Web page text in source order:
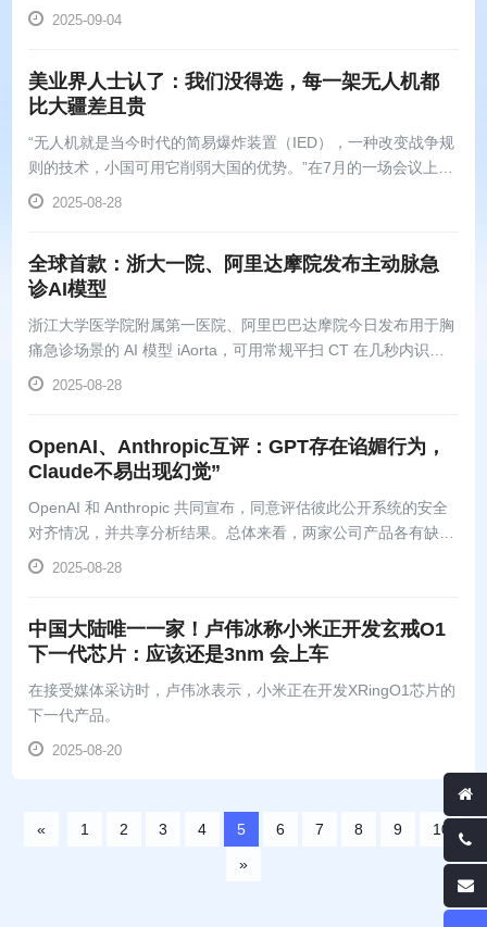
现优异。
2025-09-04
美业界人士认了：我们没得选，每一架无人机都
比大疆差且贵
“无人机就是当今时代的简易爆炸装置（IED），一种改变战争规
则的技术，小国可用它削弱大国的优势。”在7月的一场会议上，
美国陆军副参谋长詹姆斯·明格斯给出了这样的评价。
2025-08-28
全球首款：浙大一院、阿里达摩院发布主动脉急
诊AI模型
浙江大学医学院附属第一医院、阿里巴巴达摩院今日发布用于胸
痛急诊场景的 AI 模型 iAorta，可用常规平扫 CT 在几秒内识别
急性主动脉综合征，将确诊时间缩短至 2 小时内。
2025-08-28
OpenAI、Anthropic互评：GPT存在谄媚行为，
Claude不易出现幻觉”
OpenAI 和 Anthropic 共同宣布，同意评估彼此公开系统的安全
对齐情况，并共享分析结果。总体来看，两家公司产品各有缺
陷，也提供了改进未来安全测试的思路。
2025-08-28
中国大陆唯一一家！卢伟冰称小米正开发玄戒O1
下一代芯片：应该还是3nm 会上车
在接受媒体采访时，卢伟冰表示，小米正在开发XRingO1芯片的
下一代产品。
2025-08-20
« 1 2 3 4 5 6 7 8 9
10
»